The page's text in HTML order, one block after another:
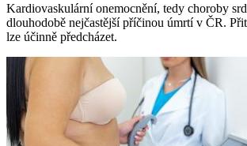
Kardiovaskulární onemocnění, tedy choroby
dlouhodobě nejčastější příčinou úmrtí v ČR.
lze účinně předcházet.